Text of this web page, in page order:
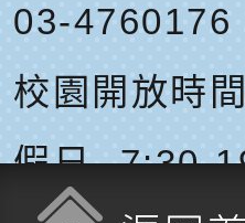
03-4760176
校園開放時
假日─7:30-